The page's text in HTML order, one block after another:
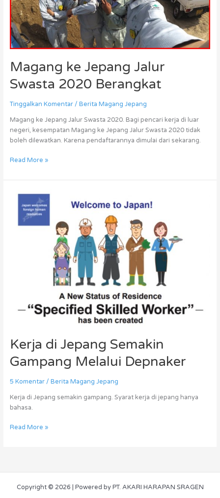
Magang ke Jepang Jalur
Swasta 2020 Berangkat
Tinggalkan Komentar / Berita Magang Jepang
Magang ke Jepang Jalur Swasta 2020. Bagi pencari kerja di luar
negeri, kesempatan Magang ke Jepang Jalur Swasta 2020 tidak
boleh dilewatkan. Karena pendaftarannya dimulai dari sekarang.
Read More »
Kerja di Jepang Semakin
Gampang Melalui Depnaker
5 Komentar / Berita Magang Jepang
Kerja di Jepang semakin gampang. Syarat kerja di jepang hanya
bahasa.
Kerja
Jepang
Semakin
Read More »
Copyright © 2026 | Powered by PT. AKARI HARAPAN SRAGEN